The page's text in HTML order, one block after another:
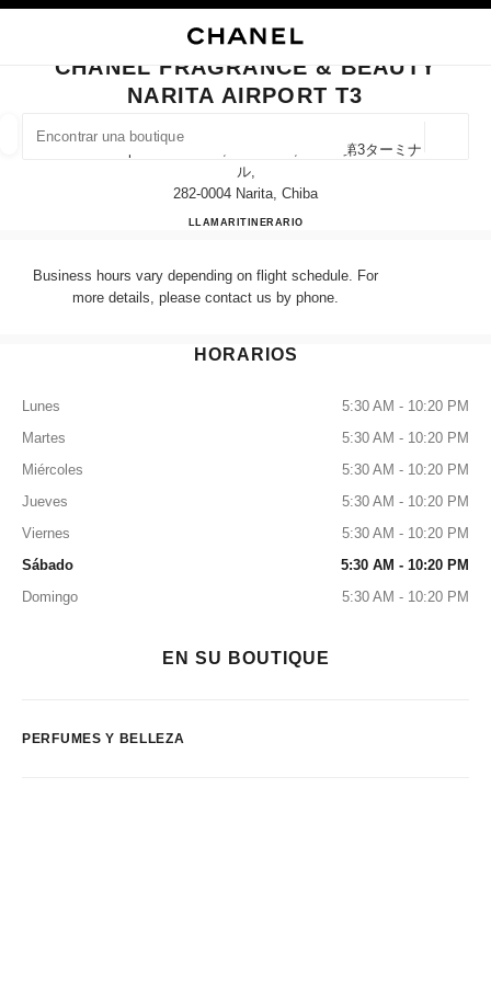
BUSCAR UNA BOUTIQUE
las sugerencias se muestran debajo de esta barra de búsqueda
0 Sugerencias disponibles
CERRAR TARJETA DE BOUTIQUE CHANEL FRAGRANCE & BEAUTY
CHANEL FRAGRANCE & BEAUTY
NARITA AIRPORT T3
Narita Airport Terminal 3, Narita-Shi, Chiba 第3ターミナ
ル,
282-0004 Narita, Chiba
LLAMAR0120-191-625
ITINERARIOCHANEL FRAGRANCE &
Business hours vary depending on flight schedule. For
more details, please contact us by phone.
HORARIOS
Lunes
5:30 AM - 10:20 PM
Martes
5:30 AM - 10:20 PM
Miércoles
5:30 AM - 10:20 PM
Jueves
5:30 AM - 10:20 PM
Viernes
5:30 AM - 10:20 PM
Sábado
5:30 AM - 10:20 PM
Domingo
5:30 AM - 10:20 PM
EN SU BOUTIQUE
PERFUMES Y BELLEZA
RELOJERÍA Y JOYERÍA